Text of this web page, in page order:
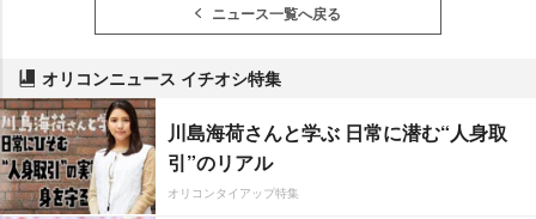
ニュース一覧へ戻る
オリコンニュース イチオシ特集
川島海荷さんと学ぶ 日常に潜む“人身取
引”のリアル
オリコンタイアップ特集